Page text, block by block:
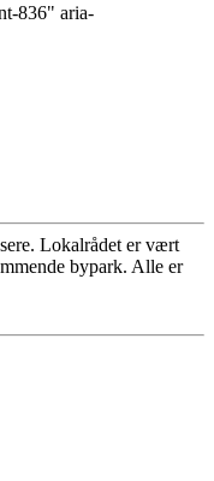
836" aria-
Lokalrådet er vært
bypark. Alle er